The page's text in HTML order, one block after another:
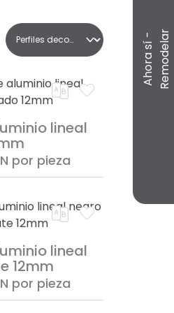
A
h
o
r
a
s
í
-
R
e
m
o
d
e
l
ar
lineal
por pieza
lineal
12mm
por pieza